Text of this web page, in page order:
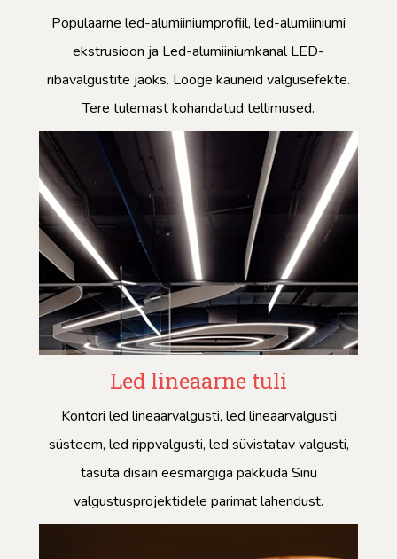
Populaarne led-alumiiniumprofiil, led-alumiiniumi
ekstrusioon ja Led-alumiiniumkanal LED-
ribavalgustite jaoks. Looge kauneid valgusefekte.
Tere tulemast kohandatud tellimused.
Led lineaarne tuli
Kontori led lineaarvalgusti, led lineaarvalgusti
süsteem, led rippvalgusti, led süvistatav valgusti,
tasuta disain eesmärgiga pakkuda Sinu
valgustusprojektidele parimat lahendust.